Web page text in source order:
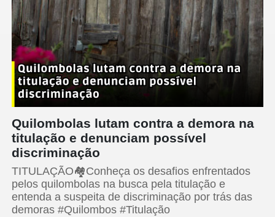
Quilombolas lutam contra a demora na
titulação e denunciam possível
discriminação
TITULAÇÃO🏘️Conheça os desafios enfrentados
pelos quilombolas na busca pela titulação e
entenda a suspeita de discriminação por trás das
demoras #Quilombos #Titulação